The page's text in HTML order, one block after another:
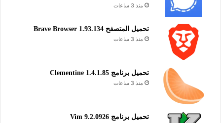
منذ 3 ساعات
تحميل المتصفح Brave Browser 1.93.134
منذ 3 ساعات
تحميل برنامج Clementine 1.4.1.85
منذ 3 ساعات
تحميل برنامج Vim 9.2.0926